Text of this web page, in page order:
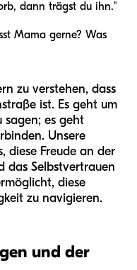
dann trägst du ihn."
Mama gerne? Was
zu verstehen, dass
ist. Es geht um
sagen; es geht
Unsere
diese Freude an der
das Selbstvertrauen
diese
zu navigieren.
und der